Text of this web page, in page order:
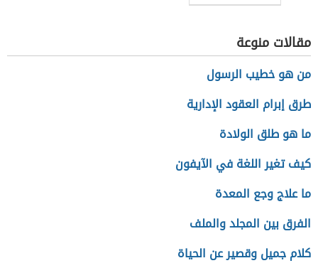
مقالات منوعة
من هو خطيب الرسول
طرق إبرام العقود الإدارية
ما هو طلق الولادة
كيف تغير اللغة في الآيفون
ما علاج وجع المعدة
الفرق بين المجلد والملف
كلام جميل وقصير عن الحياة